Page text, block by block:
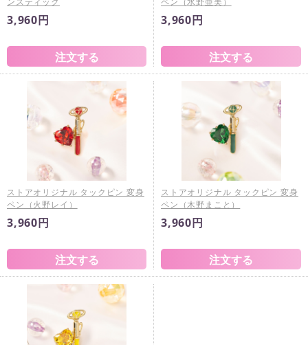
3,960円 3,960円
ストアオリジナル タックピン 変身
ペン（火野レイ）
3,960円
ストアオリジナル タックピン 変身
ペン（木野まこと）
3,960円